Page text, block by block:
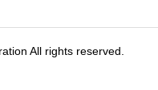
All rights reserved.